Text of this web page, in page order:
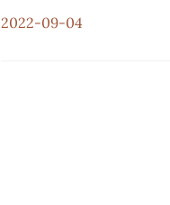
2022-09-04